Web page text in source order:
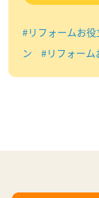
#リフォームお役
ン
#リフォーム